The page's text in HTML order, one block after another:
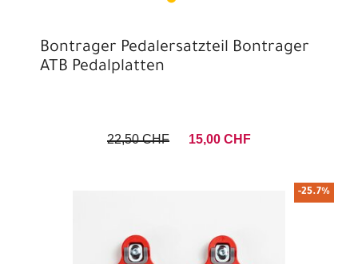
Bontrager Pedalersatzteil Bontrager
ATB Pedalplatten
22,50 CHF 15,00 CHF
-25.7%